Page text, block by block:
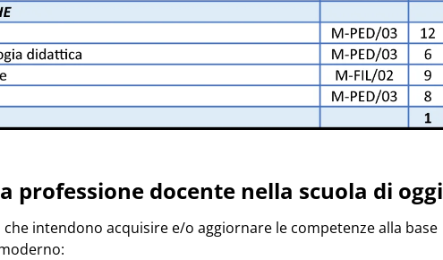
professione docente nella scuola di oggi
intendono acquisire e/o aggiornare le competenze alla base